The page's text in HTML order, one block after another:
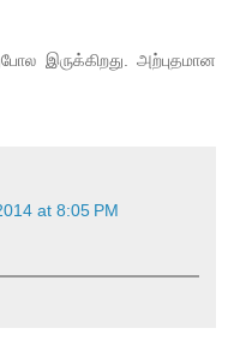
இருக்கிறது. அற்புதமான
at 8:05 PM